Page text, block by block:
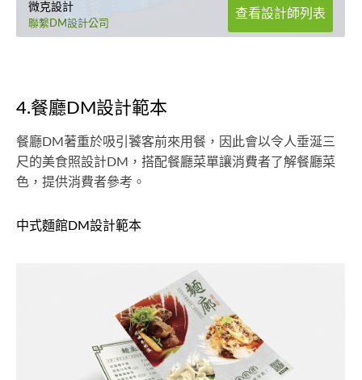
微克設計
聯繫DM設計公司
查看設計師列表
4.餐廳DM設計範本
餐廳DM著重於吸引饕客前來用餐，因此會以令人垂涎三
尺的美食照設計DM，搭配餐廳菜單讓消費者了解餐廳菜
色，提供消費者參考。
中式麵館DM設計範本